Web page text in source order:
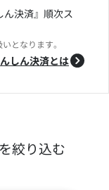
ん決済』順次ス
となります。
しん決済とは
絞り込む